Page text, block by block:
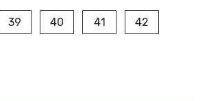
39 40 41 42